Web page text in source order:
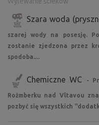
Szara woda
szarej wody na posesję.
zostanie zjedzona przez
spodoba....
Chemiczne WC -
Rožmberku nad Vltavou
pozbyć się wszystkich